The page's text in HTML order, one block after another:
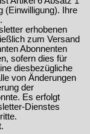
(Einwilligung). Ihre
erhobenen
zum Versand
Abonnenten
sofern dies für
diesbezügliche
von Änderungen
der
Es erfolgt
Dienstes